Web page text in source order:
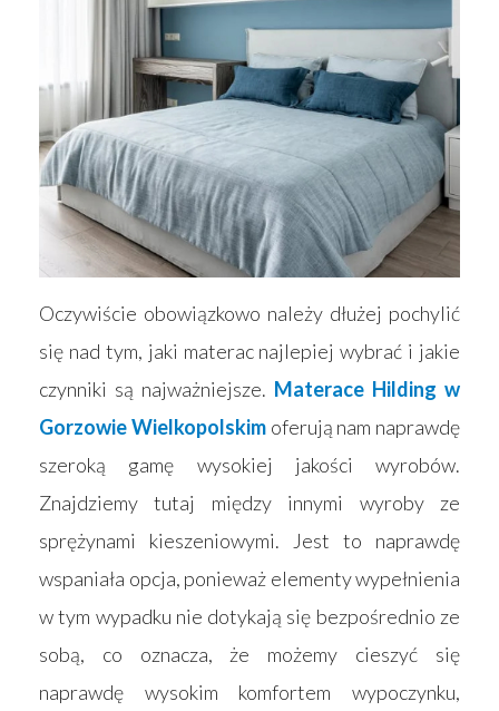
Oczywiście obowiązkowo należy dłużej pochylić
się nad tym, jaki materac najlepiej wybrać i jakie
czynniki są najważniejsze. Materace Hilding w
Gorzowie Wielkopolskimoferują nam naprawdę
szeroką gamę wysokiej jakości wyrobów.
Znajdziemy tutaj między innymi wyroby ze
sprężynami kieszeniowymi. Jest to naprawdę
wspaniała opcja, ponieważ elementy wypełnienia
w tym wypadku nie dotykają się bezpośrednio ze
sobą, co oznacza, że możemy cieszyć się
naprawdę wysokim komfortem wypoczynku,
Strona główna
Produkty
Materace
Wyszukiwarka